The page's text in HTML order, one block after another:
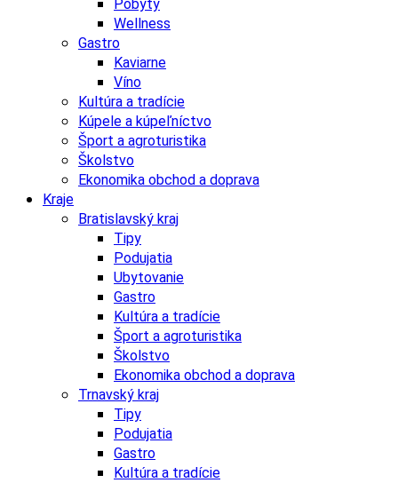
Pobyty
Wellness
Gastro
Kaviarne
Víno
Kultúra a tradície
Kúpele a kúpeľníctvo
Šport a agroturistika
Školstvo
Ekonomika obchod a doprava
Kraje
Bratislavský kraj
Tipy
Podujatia
Ubytovanie
Gastro
Kultúra a tradície
Šport a agroturistika
Školstvo
Ekonomika obchod a doprava
Trnavský kraj
Tipy
Podujatia
Gastro
Kultúra a tradície